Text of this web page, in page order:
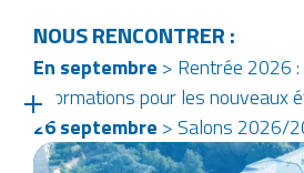
NOUS RENCONTRER :
En septembre > Rentrée 2026
informations pour les nouveaux
26 septembre > Salons 2026/